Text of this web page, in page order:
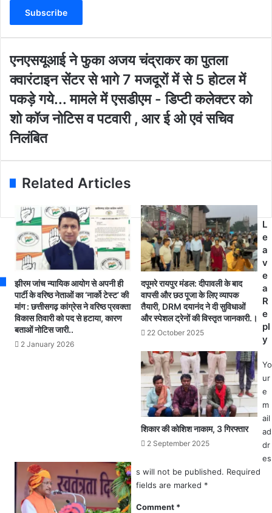
t
o
u
r
E
m
a
i
l
a
ए
न
ए
स
आ
ई
ने
फु
द्रा
ला
एनएसयूआई ने फुका अजय चंद्राकर का पुतला
क्वा
टा
इ
सें
से
भा
7
से
5
हो
क्वारंटाइन सेंटर से भागे 7 मजदूरों में से 5 होटल में
पकड़े गये... मामले में एसडीएम - डिप्टी कलेक्टर को
शो कॉज नोटिस व पटवारी , आर ई ओ एवं सचिव
निलंबित
Related Articles
झीरम जांच न्यायिक आयोग से अपनी ही
पार्टी के वरिष्ठ नेताओं का ‘नार्को टेस्ट’ की
मांग : छत्तीसगढ़ कांग्रेस ने वरिष्ठ प्रवक्ता
विकास तिवारी को पद से हटाया, कारण
बताओं नोटिस जारी..
2 January 2026
दपूमरे रायपुर मंडल: दीपावली के बाद
वापसी और छठ पूजा के लिए व्यापक
तैयारी, DRM दयानंद ने दी सुविधाओं
और स्पेशल ट्रेनों की विस्तृत जानकारी.।
22 October 2025
शिकार की कोशिश नाकाम, 3 गिरफ्तार
2 September 2025
L
e
a
v
e
a
R
e
pl
y
Yo
ur
e
m
ail
ad
dr
es
s will not be published. Required
fields are marked *
Comment *